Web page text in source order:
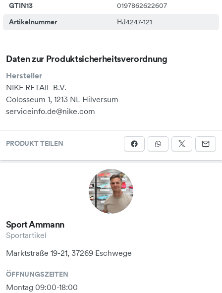
GTIN13
0197862622607
Artikelnummer
HJ4247-121
Daten zur Produktsicherheitsverordnung
Hersteller
NIKE RETAIL B.V.
Colosseum 1, 1213 NL Hilversum
serviceinfo.de@nike.com
PRODUKT TEILEN
Sport Ammann
Sportartikel
Marktstraße 19-21, 37269 Eschwege
ÖFFNUNGSZEITEN
Montag 09:00-18:00